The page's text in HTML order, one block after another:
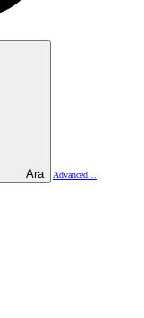
Ara
Advanced…